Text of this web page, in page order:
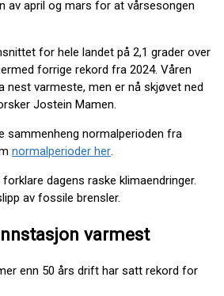
av april og mars for at vårsesongen
for hele landet på 2,1 grader over
forrige rekord fra 2024. Våren
nest varmeste, men er nå skjøvet ned
Jostein Mamen.
sammenheng normalperioden fra
normalperioder her.
dagens raske klimaendringer.
av fossile brensler.
varmest
enn 50 års drift har satt rekord for